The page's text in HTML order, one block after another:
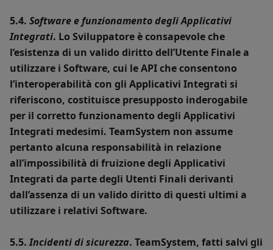
5.4. Software e funzionamento degli Applicativi
Integrati. Lo Sviluppatore è consapevole che
l’esistenza di un valido diritto dell’Utente Finale a
utilizzare i Software, cui le API che consentono
l’interoperabilità con gli Applicativi Integrati si
riferiscono, costituisce presupposto inderogabile
per il corretto funzionamento degli Applicativi
Integrati medesimi. TeamSystem non assume
pertanto alcuna responsabilità in relazione
all’impossibilità di fruizione degli Applicativi
Integrati da parte degli Utenti Finali derivanti
dall’assenza di un valido diritto di questi ultimi a
utilizzare i relativi Software.
5.5.Incidenti di sicurezza. TeamSystem, fatti salvi gli